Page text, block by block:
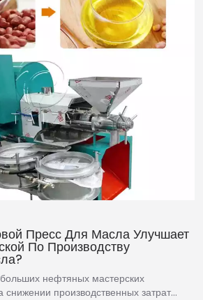
Пресс Для Масла Улучшает
По Производству
нефтяных мастерских
снижении производственных затрат…